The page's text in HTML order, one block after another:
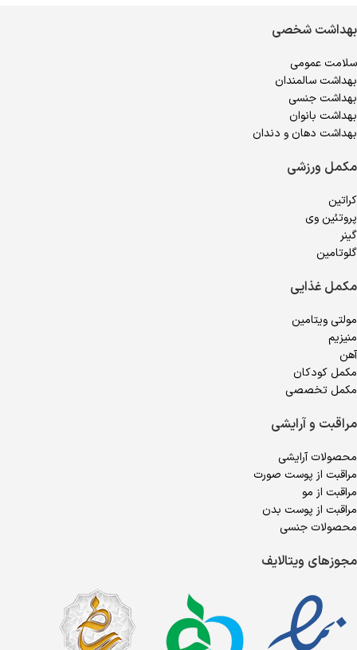
بهداشت شخصی
سلامت عمومی
بهداشت سالمندان
بهداشت جنسی
بهداشت بانوان
بهداشت دهان و دندان
مکمل ورزشی
کراتین
پروتئین وی
گینر
گلوتامین
مکمل غذایی
مولتی ویتامین
منیزیم
آهن
مکمل کودکان
مکمل تخصصی
مراقبت و آرایشی
محصولات آرایشی
مراقبت از پوست صورت
مراقبت از مو
مراقبت از پوست بدن
محصولات جنسی
مجوزهای ویتالایف